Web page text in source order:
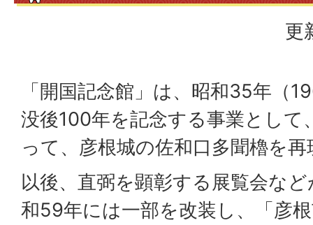
更
「開国記念館」は、昭和35年（
没後100年を記念する事業として
って、彦根城の佐和口多聞櫓を
以後、直弼を顕彰する展覧会な
和59年には一部を改装し、「彦